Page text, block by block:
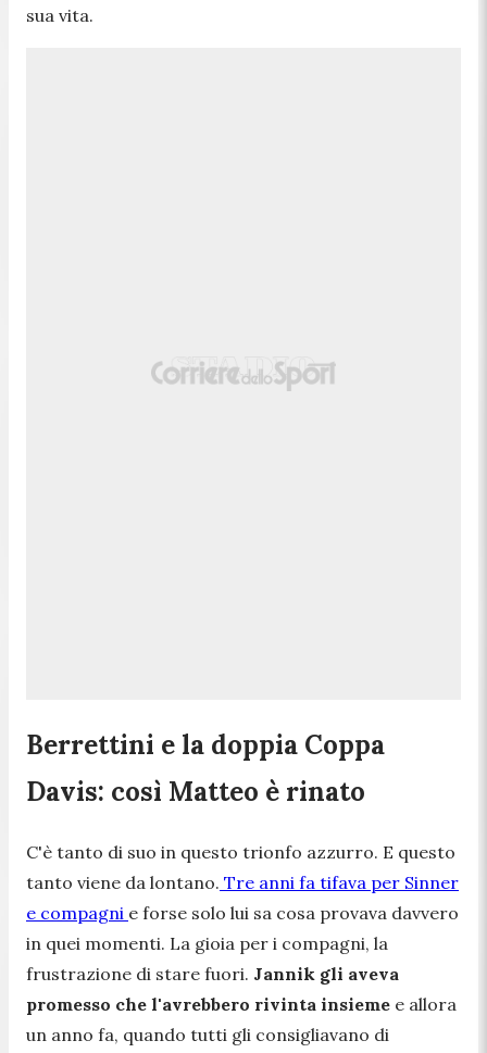
sua vita.
Berrettini e la doppia Coppa
Davis: così Matteo è rinato
C'è tanto di suo in questo trionfo azzurro. E questo
tanto viene da lontano. Tre anni fa tifava per Sinner
e compagni e forse solo lui sa cosa provava davvero
in quei momenti. La gioia per i compagni, la
frustrazione di stare fuori. Jannik gli aveva
promesso che l'avrebbero rivinta insieme e allora
un anno fa, quando tutti gli consigliavano di